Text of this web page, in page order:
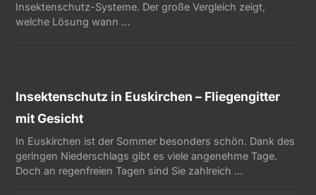
Insektenschutz-Systeme. Der große Vergleich zeigt,
welche Lösung wann …
Insektenschutz in Euskirchen – Fliegengitter
mit Gesicht
In Euskirchen ist der Sommer besonders schön. Dank des
geringen Niederschlags gibt es viele angenehme Tage.
Doch an regenfreien Tagen sind Sie zahlreich …